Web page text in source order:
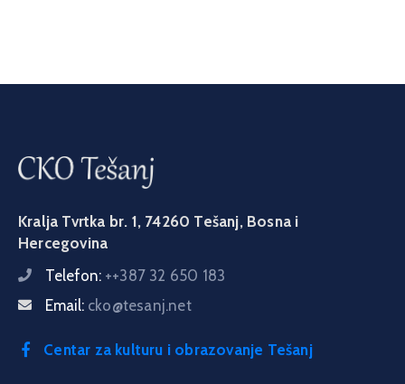
Kralja Tvrtka br. 1, 74260 Tešanj, Bosna i
Hercegovina
Telefon: ++387 32 650 183
Email: cko@tesanj.net
Centar za kulturu i obrazovanje Tešanj